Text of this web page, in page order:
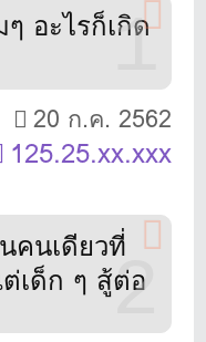
อะไรก็เกิด
1
20 ก.ค. 2562
125.25.xx.xxx
คนเดียวที่
เด็ก ๆ สู้ต่อ
2